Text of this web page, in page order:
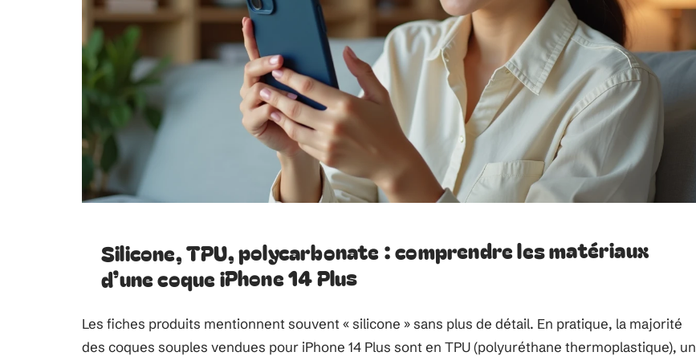
Silicone, TPU, polycarbonate : comprendre les matériaux
d’une coque iPhone 14 Plus
Les fiches produits mentionnent souvent « silicone » sans plus de détail. En pratique, la majorité
des coques souples vendues pour iPhone 14 Plus sont en TPU (polyuréthane thermoplastique), un